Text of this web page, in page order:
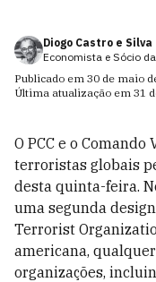
Diogo Castro e Silva
Economista e Sócio
Publicado em 30 de maio
Última atualização em 31
O PCC e o
terroristas globais
desta quinta-feira.
uma segunda
Terrorist
americana,
organizações,